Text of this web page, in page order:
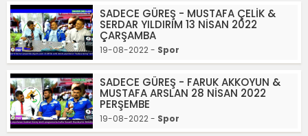
SADECE GÜREŞ - MUSTAFA ÇELİK &
SERDAR YILDIRIM 13 NİSAN 2022
ÇARŞAMBA
19-08-2022 - Spor
SADECE GÜREŞ - FARUK AKKOYUN &
MUSTAFA ARSLAN 28 NİSAN 2022
PERŞEMBE
19-08-2022 - Spor